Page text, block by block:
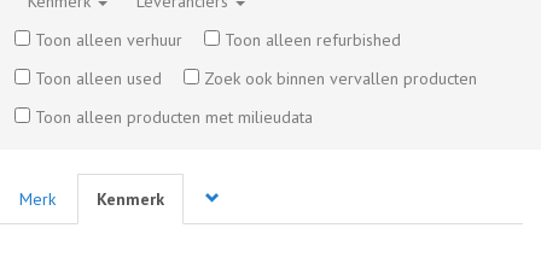
Toon alleen verhuur
Toon alleen refurbished
Toon alleen used
Zoek ook binnen vervallen producten
Toon alleen producten met milieudata
Merk Kenmerk